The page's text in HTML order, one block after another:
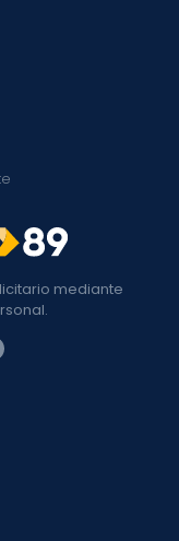
mediante